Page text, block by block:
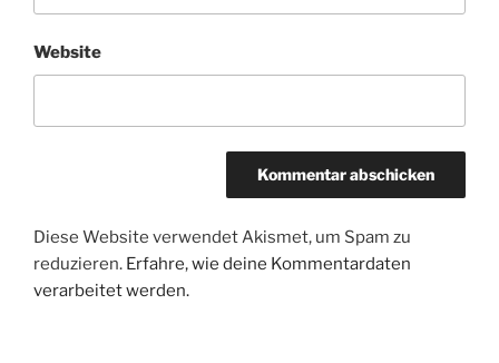
Website
Diese Website verwendet Akismet, um Spam zu
reduzieren. Erfahre, wie deine Kommentardaten
verarbeitet werden.